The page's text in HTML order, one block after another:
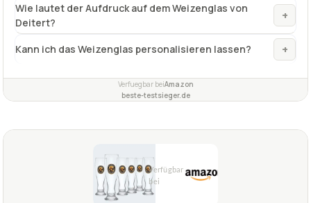
Wie lautet der Aufdruck auf dem Weizenglas von
Deitert?
+
Kann ich das Weizenglas personalisieren lassen? +
Verfuegbar beiAmazon
beste-testsieger.de